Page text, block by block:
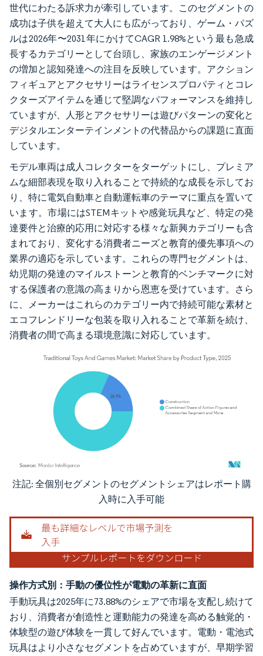
世代にわたる訴求力が牽引しています。このセグメントの
成功は子供を超えて大人にも広がっており、ゲーム・パズ
ルは2026年〜2031年にかけてCAGR 1.98%という最も急成
長するカテゴリーとして台頭し、家族のエンゲージメント
の増加と認知発達への注目を反映しています。アクション
フィギュアとアクセサリーはライセンスプロパティとコレ
クターズアイテムを通じて堅調なパフォーマンスを維持し
ていますが、人形とアクセサリーは遊びパターンの変化と
デジタルエンターテインメントの代替品からの課題に直面
しています。
モデル車両は成人コレクターをターゲットにし、プレミア
ムな細部表現を取り入れることで持続的な成長を示してお
り、特に電気自動車と自動運転車のテーマに重点を置いて
います。市場にはSTEMキットや感覚玩具など、特定の発
達要件と治療的応用に対応する様々な新興カテゴリーも含
まれており、変化する消費者ニーズと教育的優先事項への
業界の適応を示しています。これらの専門セグメントは、
幼児期の発達のマイルストーンと教育的ベンチマークに対
する保護者の意識の高まりから恩恵を受けています。さら
に、メーカーはこれらのカテゴリー内で持続可能な素材と
エコフレンドリーな包装を取り入れることで革新を続け、
消費者の間で高まる環境意識に対応しています。
画像 © Mordor Intelligence。再利用にはCC BY 4.0の表示が必要です。
注記: 全個別セグメントのセグメントシェアはレポート購
入時に入手可能
操作方式別：手動の優位性が電動の革新に直面
手動玩具は2025年に73.88%のシェアで市場を支配し続けて
おり、消費者が創造性と運動能力の発達を高める触覚的・
体験型の遊び体験を一貫して好んでいます。電動・電池式
玩具はより小さなセグメントを占めていますが、早期学習